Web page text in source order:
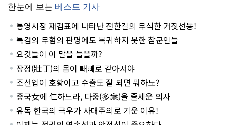
한눈에 보는 베스트 기사
통영시장 재검표에 나타난 전한길의 무식한 거짓선동!
특검의 무혐의 판명에도 복귀하지 못한 참군인들
요것들이 이 말을 들을까?
장정(壯丁)의 몸이 빼빼로 같아서야
조선업이 호황이고 수출도 잘 되면 뭐하노?
중국女에 仁하느라, 다중(多衆)을 줄세운 의사
유독 한국의 극우가 사대주의로 기운 이유!